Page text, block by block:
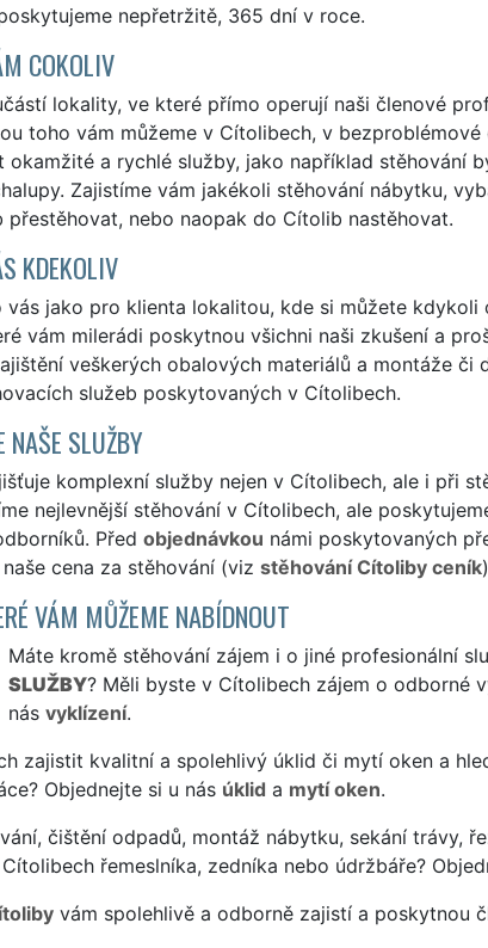
nepřetržitě, 365 dní v roce.
COKOLIV
lokality, ve které přímo operují naši členové
toho vám můžeme v Cítolibech, v
a rychlé služby, jako například stěhování
Zajistíme vám jakékoli stěhování nábytku,
nebo naopak do Cítolib nastěhovat.
KDEKOLIV
jako pro klienta lokalitou, kde si můžete kdykoli
vám milerádi poskytnou všichni naši zkušení a
veškerých obalových materiálů a montáže či
služeb poskytovaných v Cítolibech.
NAŠE SLUŽBY
komplexní služby nejen v Cítolibech, ale i při
nejlevnější stěhování v Cítolibech, ale
Před objednávkou námi poskytovaných
cena za stěhování (viz stěhování Cítoliby ceník
VÁM MŮŽEME NABÍDNOUT
Máte kromě stěhování zájem i o jiné profesionální
SLUŽBY? Měli byste v Cítolibech zájem o odborné
nás vyklízení.
zajistit kvalitní a spolehlivý úklid či mytí oken a
Objednejte si u nás úklid a mytí oken.
čištění odpadů, montáž nábytku, sekání trávy,
řemeslníka, zedníka nebo údržbáře?
vám spolehlivě a odborně zajistí a poskytnou